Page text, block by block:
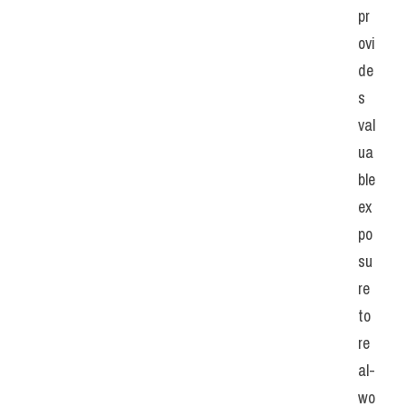
pr
ovi
de
s
val
ua
ble
ex
po
su
re
to
re
al-
wo